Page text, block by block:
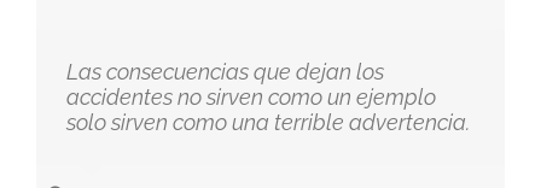
Las consecuencias que dejan los
accidentes no sirven como un ejemplo
solo sirven como una terrible advertencia.